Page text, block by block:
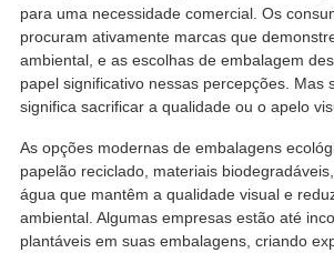
para uma necessidade comercial. Os
procuram ativamente marcas que
ambiental, e as escolhas de embalagem
papel significativo nessas percepções. Mas
significa sacrificar a qualidade ou o apelo
As opções modernas de embalagens
papelão reciclado, materiais
água que mantêm a qualidade visual e
ambiental. Algumas empresas estão até
plantáveis ​​em suas embalagens, criando